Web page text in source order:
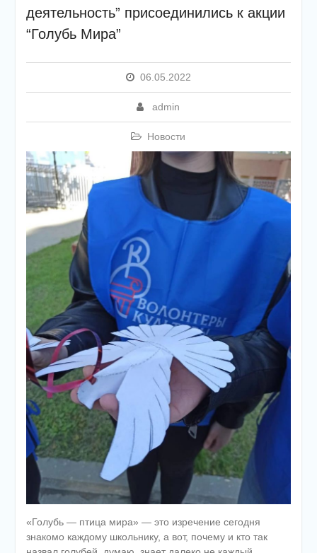
деятельность” присоединились к акции
“Голубь Мира”
06.05.2022
admin
Новости
«Голубь — птица мира» — это изречение сегодня
знакомо каждому школьнику, а вот, почему и кто так